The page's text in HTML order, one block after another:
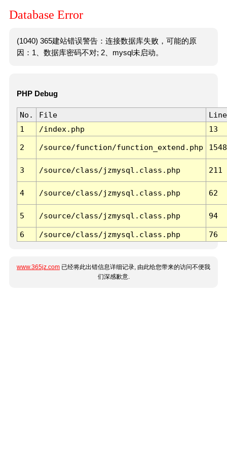
Database Error
(1040) 365建站错误警告：连接数据库失败，可能的原
因：1、数据库密码不对; 2、mysql未启动。
PHP Debug
No. File
Line
1
/index.php 13
2 /source/function/function_extend.php 1548
3 /source/class/jzmysql.class.php 211
4 /source/class/jzmysql.class.php 62
5 /source/class/jzmysql.class.php 94
6 /source/class/jzmysql.class.php 76
www.365jz.com 已经将此出错信息详细记录, 由此给您带来的访问不便我
们深感歉意.